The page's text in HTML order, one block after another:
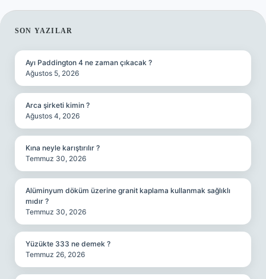
SIDEBAR
SON YAZILAR
Ayı Paddington 4 ne zaman çıkacak ?
Ağustos 5, 2026
Arca şirketi kimin ?
Ağustos 4, 2026
Kına neyle karıştırılır ?
Temmuz 30, 2026
Alüminyum döküm üzerine granit kaplama kullanmak sağlıklı
mıdır ?
Temmuz 30, 2026
Yüzükte 333 ne demek ?
Temmuz 26, 2026